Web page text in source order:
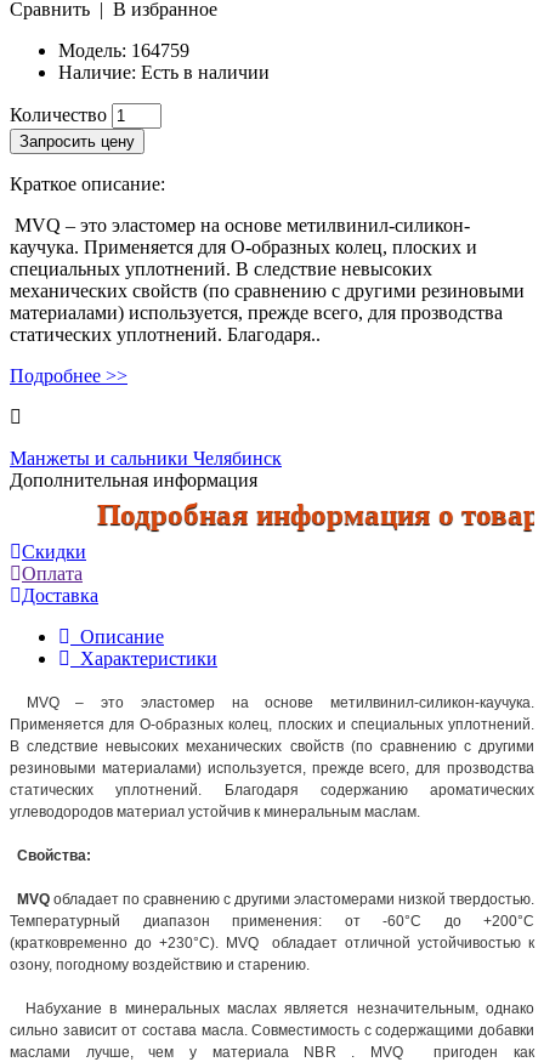
Сравнить | В избранное
Модель: 164759
Наличие: Есть в наличии
Количество
Запросить цену
Краткое описание:
MVQ – это эластомер на основе метилвинил-силикон-
каучука. Применяется для О-образных колец, плоских и
специальных уплотнений. В следствие невысоких
механических свойств (по сравнению с другими резиновыми
материалами) используется, прежде всего, для прозводства
статических уплотнений. Благодаря..
Подробнее >>
Манжеты и сальники Челябинск
Дополнительная информация
Подробная информация о
Скидки
Оплата
Доставка
Описание
Характеристики
MVQ – это эластомер на основе метилвинил-силикон-каучука.
Применяется для О-образных колец, плоских и специальных уплотнений.
В следствие невысоких механических свойств (по сравнению с другими
резиновыми материалами) используется, прежде всего, для прозводства
статических уплотнений. Благодаря содержанию ароматических
углеводородов материал устойчив к минеральным маслам.
Свойства:
MVQ обладает по сравнению с другими эластомерами низкой твердостью.
Температурный диапазон применения: от -60°С до +200°С
(кратковременно до +230°С). MVQ обладает отличной устойчивостью к
озону, погодному воздействию и старению.
Набухание в минеральных маслах является незначительным, однако
сильно зависит от состава масла. Совместимость с содержащими добавки
маслами лучше, чем у материала NBR . MVQ пригоден как